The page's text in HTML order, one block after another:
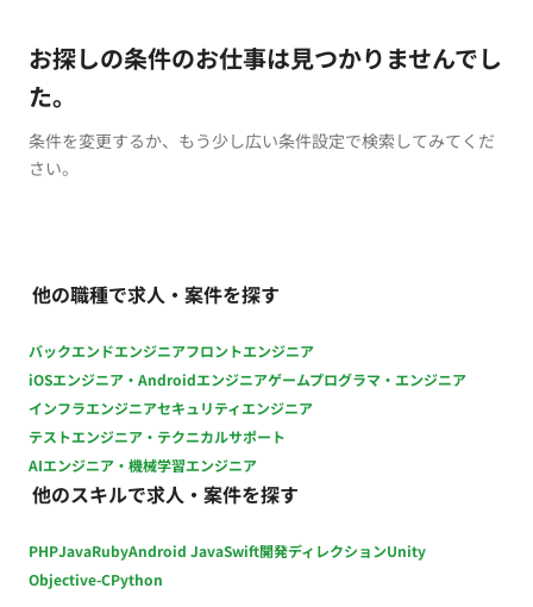
お探しの条件のお仕事は見つかりませんでし
た。
条件を変更するか、もう少し広い条件設定で検索してみてくだ
さい。
他の職種で求人・案件を探す
バックエンドエンジニアフロントエンジニア
iOSエンジニア・Androidエンジニアゲームプログラマ・エンジニア
インフラエンジニアセキュリティエンジニア
テストエンジニア・テクニカルサポート
AIエンジニア・機械学習エンジニア
他のスキルで求人・案件を探す
PHPJavaRubyAndroid JavaSwift開発ディレクションUnity
Objective-CPython